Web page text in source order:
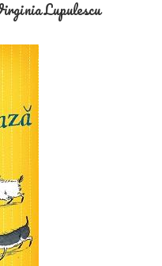
Lupulescu